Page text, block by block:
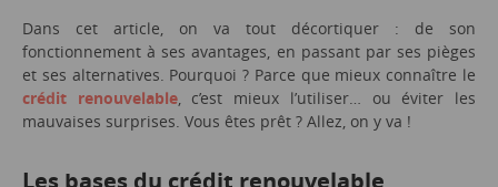
Dans cet article, on va tout décortiquer : de son
fonctionnement à ses avantages, en passant par ses pièges
et ses alternatives. Pourquoi ? Parce que mieux connaître le
crédit renouvelable, c’est mieux l’utiliser… ou éviter les
mauvaises surprises. Vous êtes prêt ? Allez, on y va !
Les bases du crédit renouvelable